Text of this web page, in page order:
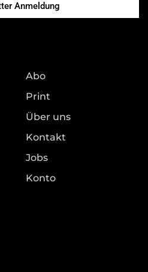
Anmeldung
Abo
Print
Über uns
Kontakt
Jobs
Konto